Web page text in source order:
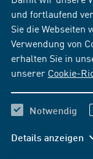
und fortlaufend
Sie die Webseiten
Verwendung von
erhalten Sie in
unserer Cookie-
Notwendig
Details anzeigen